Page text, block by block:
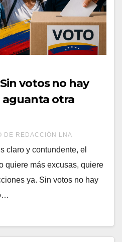
votos no hay
aguanta otra
DE REDACCIÓN LNA
claro y contundente, el
quiere más excusas, quiere
ya. Sin votos no hay